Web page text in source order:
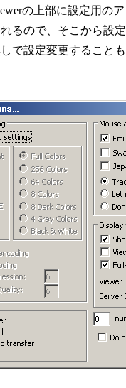
の上部に設定用のア
るので、そこから設定
で設定変更することも